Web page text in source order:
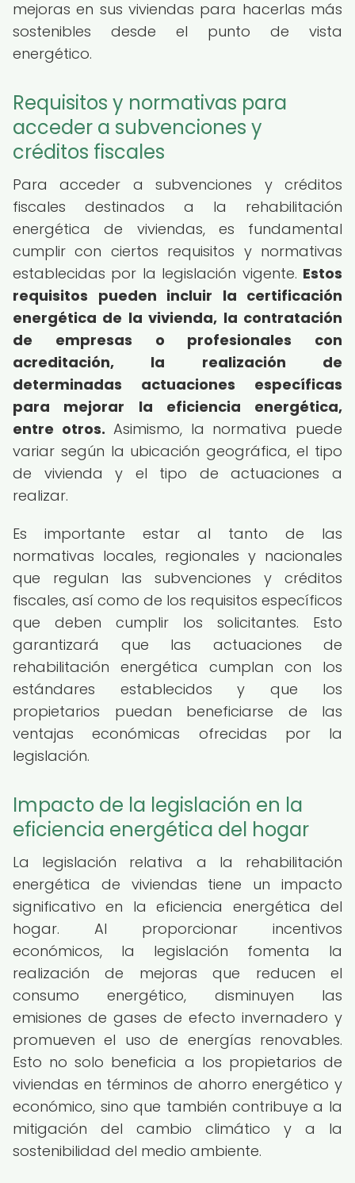
mejoras en sus viviendas para hacerlas más
sostenibles desde el punto de vista
energético.
Requisitos y normativas para
acceder a subvenciones y
créditos fiscales
Para acceder a subvenciones y créditos
fiscales destinados a la rehabilitación
energética de viviendas, es fundamental
cumplir con ciertos requisitos y normativas
establecidas por la legislación vigente. Estos
requisitos pueden incluir la certificación
energética de la vivienda, la contratación
de empresas o profesionales con
acreditación, la realización de
determinadas actuaciones específicas
para mejorar la eficiencia energética,
entre otros. Asimismo, la normativa puede
variar según la ubicación geográfica, el tipo
de vivienda y el tipo de actuaciones a
realizar.
Es importante estar al tanto de las
normativas locales, regionales y nacionales
que regulan las subvenciones y créditos
fiscales, así como de los requisitos específicos
que deben cumplir los solicitantes. Esto
garantizará que las actuaciones de
rehabilitación energética cumplan con los
estándares establecidos y que los
propietarios puedan beneficiarse de las
ventajas económicas ofrecidas por la
legislación.
Impacto de la legislación en la
eficiencia energética del hogar
La legislación relativa a la rehabilitación
energética de viviendas tiene un impacto
significativo en la eficiencia energética del
hogar. Al proporcionar incentivos
económicos, la legislación fomenta la
realización de mejoras que reducen el
consumo energético, disminuyen las
emisiones de gases de efecto invernadero y
promueven el uso de energías renovables.
Esto no solo beneficia a los propietarios de
viviendas en términos de ahorro energético y
económico, sino que también contribuye a la
mitigación del cambio climático y a la
sostenibilidad del medio ambiente.